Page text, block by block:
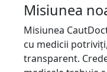
Misiunea
Misiunea
cu medicii
transparent.